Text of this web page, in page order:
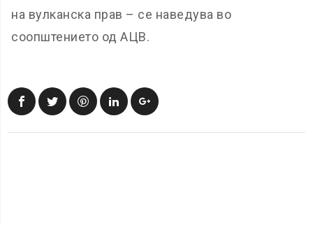
на вулканска прав – се наведува во
соопштението од АЦВ.